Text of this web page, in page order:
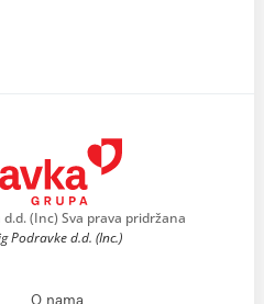
(Inc) Sva prava pridržana
Podravke d.d. (Inc.)
O nama